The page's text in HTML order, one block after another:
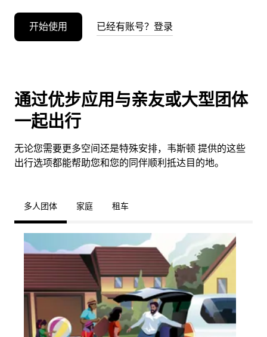
开始使用 已经有账号？登录
通过优步应用与亲友或大型团体
一起出行
无论您需要更多空间还是特殊安排，韦斯顿 提供的这些
出行选项都能帮助您和您的同伴顺利抵达目的地。
多人团体 家庭 租车